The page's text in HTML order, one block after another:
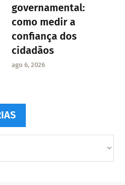
governamental:
como medir a
confiança dos
cidadãos
ago 6, 2026